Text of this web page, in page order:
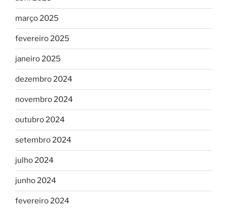
março 2025
fevereiro 2025
janeiro 2025
dezembro 2024
novembro 2024
outubro 2024
setembro 2024
julho 2024
junho 2024
fevereiro 2024